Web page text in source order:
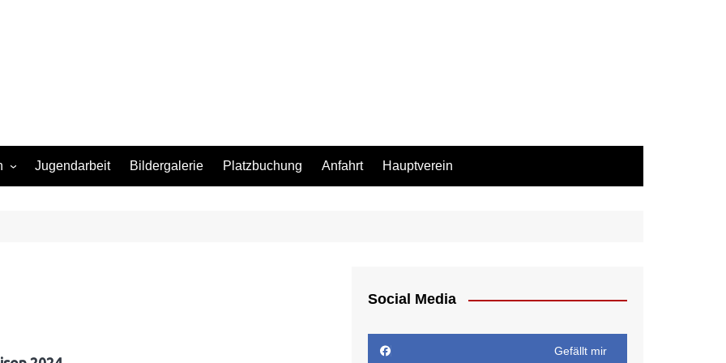
Jugendarbeit Bildergalerie Platzbuchung Anfahrt Hauptverein
Social Media
Gefällt mir